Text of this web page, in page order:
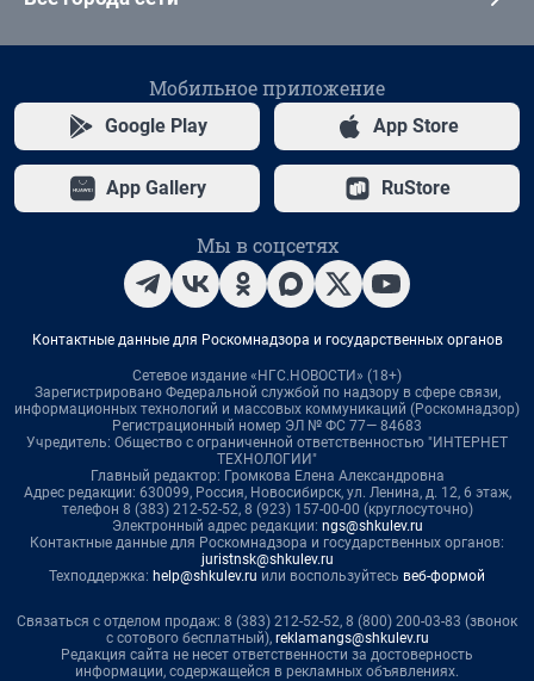
Мобильное приложение
Google Play App Store
App Gallery RuStore
Мы в соцсетях
Контактные данные для Роскомнадзора и государственных органов
Сетевое издание «НГС.НОВОСТИ» (18+)
Зарегистрировано Федеральной службой по надзору в сфере связи,
информационных технологий и массовых коммуникаций (Роскомнадзор)
Регистрационный номер ЭЛ № ФС 77— 84683
Учредитель: Общество с ограниченной ответственностью "ИНТЕРНЕТ
ТЕХНОЛОГИИ"
Главный редактор: Громкова Елена Александровна
Адрес редакции: 630099, Россия, Новосибирск, ул. Ленина, д. 12, 6 этаж,
телефон 8 (383) 212-52-52, 8 (923) 157-00-00 (круглосуточно)
Электронный адрес редакции: ngs@shkulev.ru
Контактные данные для Роскомнадзора и государственных органов:
juristnsk@shkulev.ru
Техподдержка: help@shkulev.ru или воспользуйтесь веб-формой
Связаться с отделом продаж: 8 (383) 212-52-52, 8 (800) 200-03-83 (звонок
с сотового бесплатный), reklamangs@shkulev.ru
Редакция сайта не несет ответственности за достоверность
информации, содержащейся в рекламных объявлениях.